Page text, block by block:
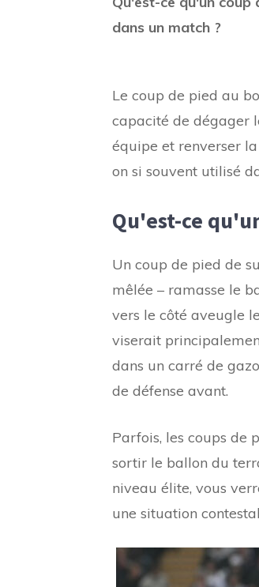
dans un match ?
Le coup de pied au
capacité de dégager
équipe et renverser la
on si souvent utilisé
Qu'est-ce
Un coup de pied de
mêlée – ramasse le
vers le côté aveugle
viserait
dans un carré de
de défense avant.
Parfois, les coups de
sortir le ballon du
niveau élite, vous
une situation